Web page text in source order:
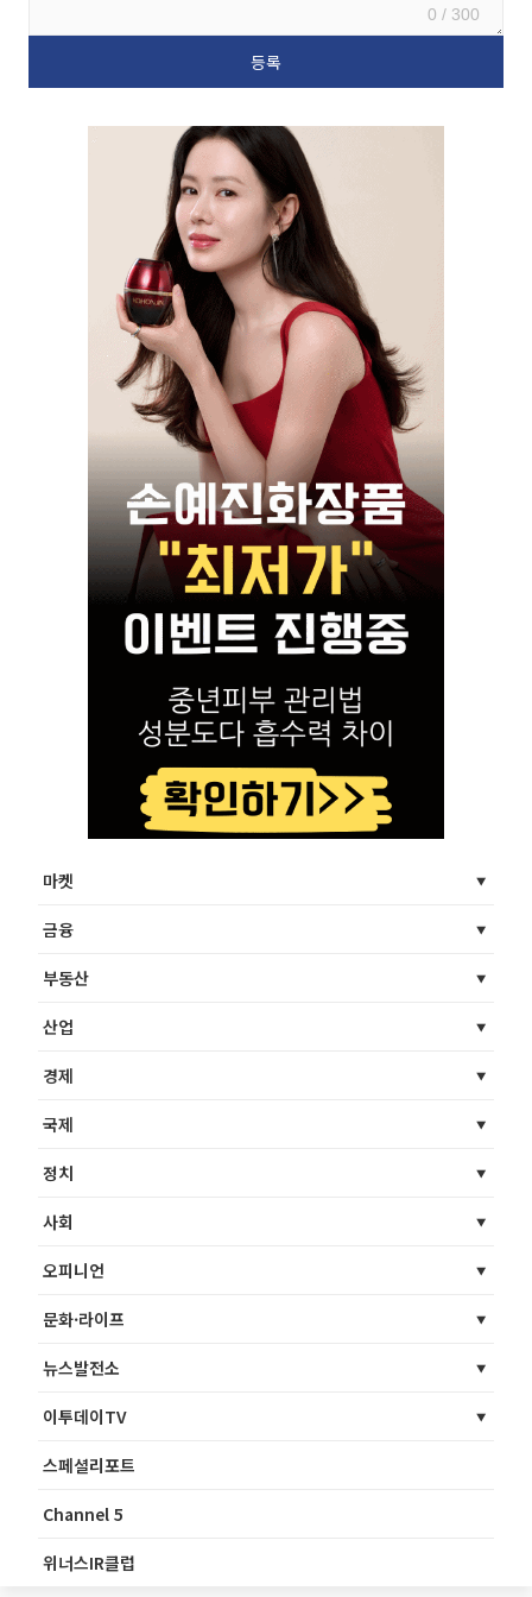
0 / 300
마켓
금융
부동산
산업
경제
국제
정치
사회
오피니언
문화·라이프
뉴스발전소
이투데이TV
스페셜리포트
Channel 5
위너스IR클럽